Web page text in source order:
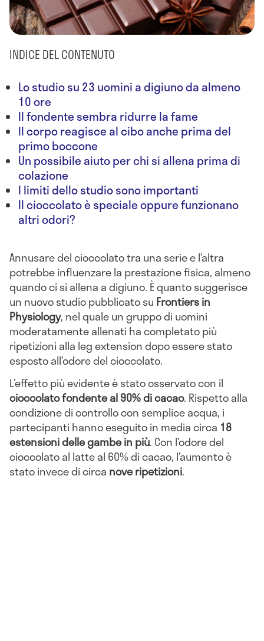
INDICE DEL CONTENUTO
Lo studio su 23 uomini a digiuno da almeno
10 ore
Il fondente sembra ridurre la fame
Il corpo reagisce al cibo anche prima del
primo boccone
Un possibile aiuto per chi si allena prima di
colazione
I limiti dello studio sono importanti
Il cioccolato è speciale oppure funzionano
altri odori?
Annusare del cioccolato tra una serie e l’altra
potrebbe influenzare la prestazione fisica, almeno
quando ci si allena a digiuno. È quanto suggerisce
un nuovo studio pubblicato su Frontiers in
Physiology, nel quale un gruppo di uomini
moderatamente allenati ha completato più
ripetizioni alla leg extension dopo essere stato
esposto all’odore del cioccolato.
L’effetto più evidente è stato osservato con il
cioccolato fondente al 90% di cacao. Rispetto alla
condizione di controllo con semplice acqua, i
partecipanti hanno eseguito in media circa 18
estensioni delle gambe in più. Con l’odore del
cioccolato al latte al 60% di cacao, l’aumento è
stato invece di circa nove ripetizioni.